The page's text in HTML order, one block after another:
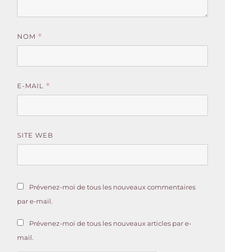
NOM *
E-MAIL *
SITE WEB
Prévenez-moi de tous les nouveaux commentaires
par e-mail.
Prévenez-moi de tous les nouveaux articles par e-
mail.